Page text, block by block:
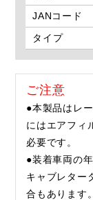
JANコード
タイプ
ご注意
●本製品はレ
にはエアフィ
必要です。
●装着車両の
キャブレター
合もあります